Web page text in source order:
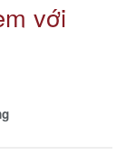
với